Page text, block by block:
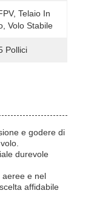
Telaio In
Volo Stabile
Pollici
e godere di
durevole
aeree e nel
affidabile